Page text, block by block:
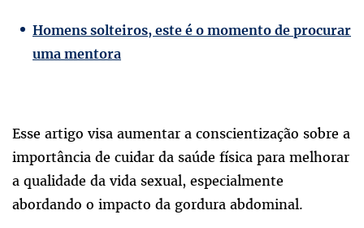
Homens solteiros, este é o momento de procurar
uma mentora
Esse artigo visa aumentar a conscientização sobre a
importância de cuidar da saúde física para melhorar
a qualidade da vida sexual, especialmente
abordando o impacto da gordura abdominal.